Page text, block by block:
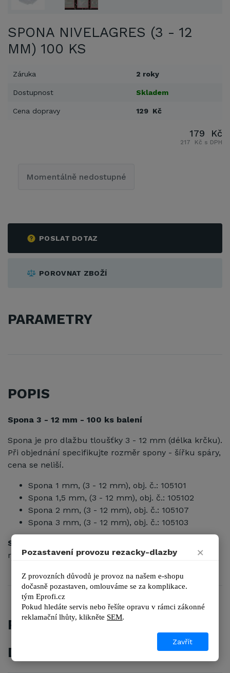
SPONA NIVELAGRES (3 - 12
MM) 100 KS
Záruka 2 roky
Dostupnost Skladem
Cena dopravy 129 Kč
POSLAT DOTAZ
POROVNAT ZBOŽÍ
179 Kč
217 Kč s DPH
Momentálně nedostupné
PARAMETRY
POPIS
Spona 3 - 12 mm - 100 ks balení
Spona je pro dlažbu tloušťky 3 - 12 mm (délka krčku).
Při objednání specifikujte rozměr spony - šířku spáry,
cena se neliší.
Spona 1 mm, (3 - 12 mm), obj. č.: 105101
Spona 1,5 mm, (3 - 12 mm), obj. č.: 105102
Spona 2 mm, (3 - 12 mm), obj. č.: 105107
Spona 3 mm, (3 - 12 mm), obj. č.: 105103
Spona
rychlou pokládku velkoformátové dlažby a obkladů
PŘÍSLUŠENSTVÍ
DALŠÍ ZBOŽÍ Z KATEGORIE
Pozastavení provozu rezacky-dlazby ×
Z provozních důvodů je provoz na našem e-shopu
dočasně pozastaven, omlouváme se za komplikace.
tým Eprofi.cz
Pokud hledáte servis nebo řešíte opravu v rámci zákonné
reklamační lhůty, klikněte SEM.
Zavřít